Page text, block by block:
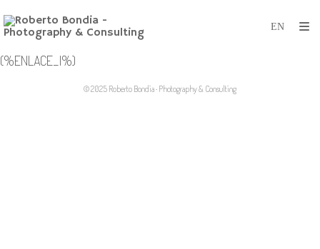
(%ENLACE_I%)
© 2025 Roberto Bondia · Photography & Consulting